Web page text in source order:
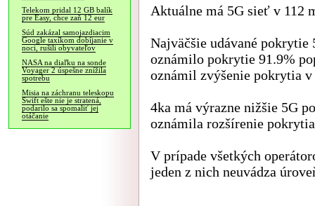
Telekom pridal 12 GB balík
pre Easy, chce zaň 12 eur
Súd zakázal samojazdiacim
Google taxíkom dobíjanie v
noci, rušili obyvateľov
NASA na diaľku na sonde
Voyager 2 úspešne znížila
spotrebu
Misia na záchranu teleskopu
Swift ešte nie je stratená,
podarilo sa spomaliť jej
otáčanie
Aktuálne má 5G sieť v 112
Najväčšie udávané
oznámilo pokrytie 91.9%
oznámil zvýšenie pokrytia
4ka má výrazne nižšie 5G
oznámila rozšírenie
V prípade všetkých
jeden z nich neuvádza